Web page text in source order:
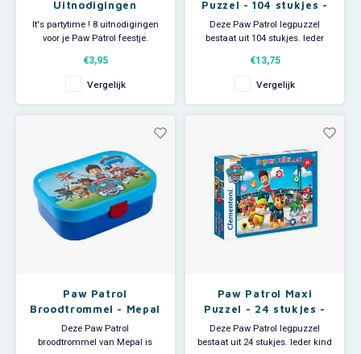
Uitnodigingen
Kinderfeestje - 8
stuks
It's partytime ! 8 uitnodigingen
voor je Paw Patrol feestje.
€3,95
Vergelijk
Puzzel - 104 stukjes -
Clementoni
Deze Paw Patrol legpuzzel
bestaat uit 104 stukjes. Ieder
zal veel plezier hebben van deze
Nickelodeon puzzel. Afmeting:
62 x 42 cm. Adviesleeftijd: 3+
Groot genoeg voor een paar
€13,75
Vergelijk
Paw Patrol
Broodtrommel - Mepal
Deze Paw Patrol
broodtrommel van Mepal is
Paw Patrol Maxi
Puzzel - 24 stukjes -
Clementoni
Deze Paw Patrol legpuzzel
bestaat uit 24 stukjes. Ieder kind